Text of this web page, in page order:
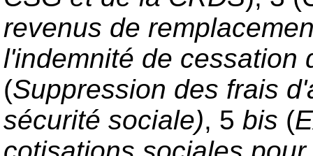
revenus de
l'indemnité de cessation
(Suppression des frais
sécurité sociale), 5 bis (